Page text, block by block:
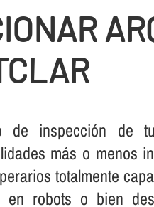
de inspección de
más o menos
totalmente
en robots o bien